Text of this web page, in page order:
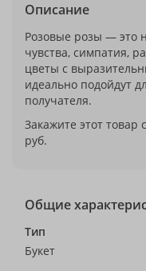
Описание
Розовые розы — это
чувства, симпатия,
цветы с
идеально подойдут
получателя.
Закажите этот товар
руб.
Общие
Тип
Букет